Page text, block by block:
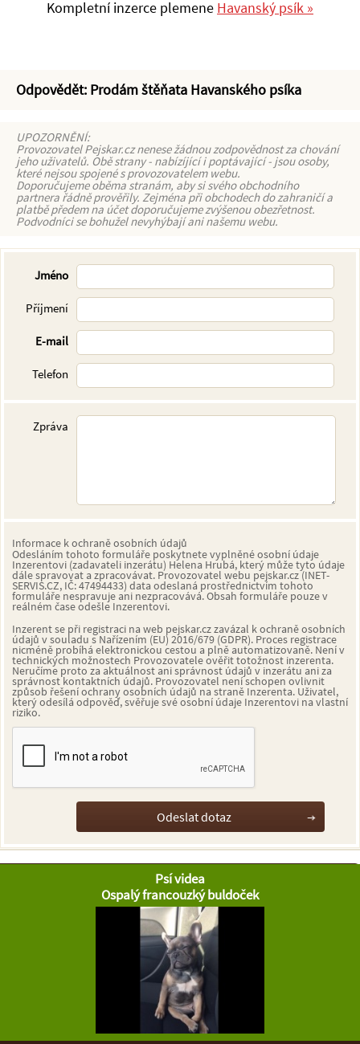
Kompletní inzerce plemene Havanský psík »
Odpovědět: Prodám štěňata Havanského psíka
UPOZORNĚNÍ:
Provozovatel Pejskar.cz nenese žádnou zodpovědnost za chování
jeho uživatelů. Obě strany - nabízíjící i poptávající - jsou osoby,
které nejsou spojené s provozovatelem webu.
Doporučujeme oběma stranám, aby si svého obchodního
partnera řádně prověřily. Zejména při obchodech do zahraničí a
platbě předem na účet doporučujeme zvýšenou obezřetnost.
Podvodníci se bohužel nevyhýbají ani našemu webu.
Jméno
Příjmení
E-mail
Telefon
Zpráva
Informace k ochraně osobních údajů
Odesláním tohoto formuláře poskytnete vyplněné osobní údaje
Inzerentovi (zadavateli inzerátu) Helena Hrubá, který může tyto údaje
dále spravovat a zpracovávat. Provozovatel webu pejskar.cz (INET-
SERVIS.CZ, IČ: 47494433) data odeslaná prostřednictvím tohoto
formuláře nespravuje ani nezpracovává. Obsah formuláře pouze v
reálném čase odešle Inzerentovi.
Inzerent se při registraci na web pejskar.cz zavázal k ochraně osobních
údajů v souladu s Nařízením (EU) 2016/679 (GDPR). Proces registrace
nicméně probíhá elektronickou cestou a plně automatizovaně. Není v
technických možnostech Provozovatele ověřit totožnost inzerenta.
Neručíme proto za aktuálnost ani správnost údajů v inzerátu ani za
správnost kontaktních údajů. Provozovatel není schopen ovlivnit
způsob řešení ochrany osobních údajů na straně Inzerenta. Uživatel,
který odesílá odpověď, svěřuje své osobní údaje Inzerentovi na vlastní
riziko.
Psí videa
Ospalý francouzký buldoček